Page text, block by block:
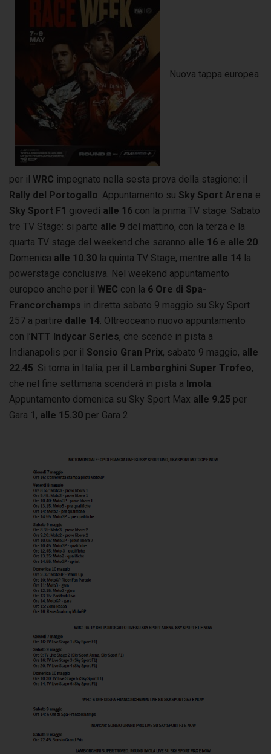
Nuova tappa europea
per il WRC impegnato nella sesta prova della stagione: il
Rally del Portogallo . Appuntamento su Sky Sport Arena e
Sky Sport F1 giovedì alle 16 con la prima TV stage. Sabato
tre TV Stage: si parte alle 9 del mattino, con la terza e la
quarta TV stage del weekend che saranno alle 16 e alle 20
Domenica alle 10.30 la quinta TV Stage, mentre alle 14 la
powerstage conclusiva. Nel weekend appuntamento
europeo anche per il WEC con la 6 Ore di Spa-
Francorchamps in diretta sabato 9 maggio su Sky Sport
257 a partire dalle 14 . Oltreoceano nuovo appuntamento
con l’NTT Indycar Series, che scende in pista a
Indianapolis per il Sonsio Gran Prix, sabato 9 maggio, alle
22.45 . Si torna in Italia, per il Lamborghini Super Trofeo,
che nel fine settimana scenderà in pista a Imola
Appuntamento domenica su Sky Sport Max alle 9.25 per
Gara 1, alle 15.30 per Gara 2.